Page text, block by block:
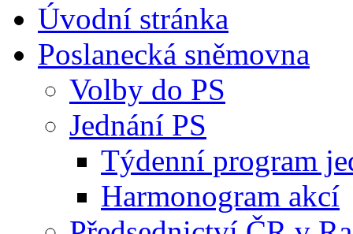
Úvodní stránka
Poslanecká sněmovna
Volby do PS
Jednání PS
Týdenní program
Harmonogram akcí